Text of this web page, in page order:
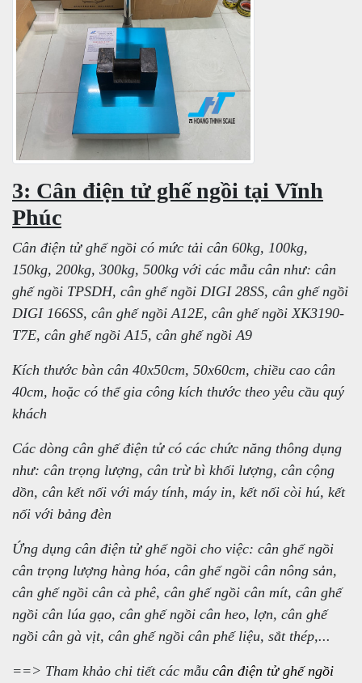
3: Cân điện tử ghế ngồi tại Vĩnh
Phúc
Cân điện tử ghế ngồi có mức tải cân 60kg, 100kg,
150kg, 200kg, 300kg, 500kg với các mẫu cân như: cân
ghế ngồi TPSDH, cân ghế ngồi DIGI 28SS, cân ghế ngồi
DIGI 166SS, cân ghế ngồi A12E, cân ghế ngồi XK3190-
T7E, cân ghế ngồi A15, cân ghế ngồi A9
Kích thước bàn cân 40x50cm, 50x60cm, chiều cao cân
40cm, hoặc có thể gia công kích thước theo yêu cầu quý
khách
Các dòng cân ghế điện tử có các chức năng thông dụng
như: cân trọng lượng, cân trừ bì khối lượng, cân cộng
dồn, cân kết nối với máy tính, máy in, kết nối còi hú, kết
nối với bảng đèn
Ứng dụng cân điện tử ghế ngồi cho việc: cân ghế ngồi
cân trọng lượng hàng hóa, cân ghế ngồi cân nông sản,
cân ghế ngồi cân cà phê, cân ghế ngồi cân mít, cân ghế
ngồi cân lúa gạo, cân ghế ngồi cân heo, lợn, cân ghế
ngồi cân gà vịt, cân ghế ngồi cân phế liệu, sắt thép,...
==> Tham khảo chi tiết các mẫu cân điện tử ghế ngồi